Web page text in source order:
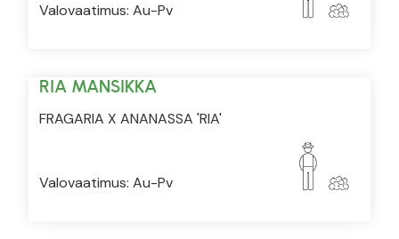
Valovaatimus: Au-Pv
RIA MANSIKKA
FRAGARIA X ANANASSA 'RIA'
Valovaatimus: Au-Pv